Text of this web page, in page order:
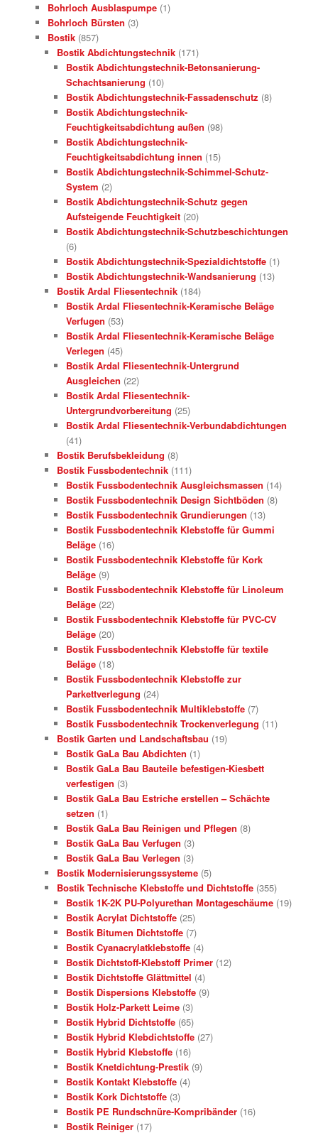
Bohrloch Ausblaspumpe (1)
Bohrloch Bürsten (3)
Bostik (857)
Bostik Abdichtungstechnik (171)
Bostik Abdichtungstechnik-Betonsanierung-
Schachtsanierung (10)
Bostik Abdichtungstechnik-Fassadenschutz (8)
Bostik Abdichtungstechnik-
Feuchtigkeitsabdichtung außen (98)
Bostik Abdichtungstechnik-
Feuchtigkeitsabdichtung innen (15)
Bostik Abdichtungstechnik-Schimmel-Schutz-
System (2)
Bostik Abdichtungstechnik-Schutz gegen
Aufsteigende Feuchtigkeit (20)
Bostik Abdichtungstechnik-Schutzbeschichtungen
(6)
Bostik Abdichtungstechnik-Spezialdichtstoffe (1)
Bostik Abdichtungstechnik-Wandsanierung (13)
Bostik Ardal Fliesentechnik (184)
Bostik Ardal Fliesentechnik-Keramische Beläge
Verfugen (53)
Bostik Ardal Fliesentechnik-Keramische Beläge
Verlegen (45)
Bostik Ardal Fliesentechnik-Untergrund
Ausgleichen (22)
Bostik Ardal Fliesentechnik-
Untergrundvorbereitung (25)
Bostik Ardal Fliesentechnik-Verbundabdichtungen
(41)
Bostik Berufsbekleidung (8)
Bostik Fussbodentechnik (111)
Bostik Fussbodentechnik Ausgleichsmassen (14)
Bostik Fussbodentechnik Design Sichtböden (8)
Bostik Fussbodentechnik Grundierungen (13)
Bostik Fussbodentechnik Klebstoffe für Gummi
Beläge (16)
Bostik Fussbodentechnik Klebstoffe für Kork
Beläge (9)
Bostik Fussbodentechnik Klebstoffe für Linoleum
Beläge (22)
Bostik Fussbodentechnik Klebstoffe für PVC-CV
Beläge (20)
Bostik Fussbodentechnik Klebstoffe für textile
Beläge (18)
Bostik Fussbodentechnik Klebstoffe zur
Parkettverlegung (24)
Bostik Fussbodentechnik Multiklebstoffe (7)
Bostik Fussbodentechnik Trockenverlegung (11)
Bostik Garten und Landschaftsbau (19)
Bostik GaLa Bau Abdichten (1)
Bostik GaLa Bau Bauteile befestigen-Kiesbett
verfestigen (3)
Bostik GaLa Bau Estriche erstellen – Schächte
setzen (1)
Bostik GaLa Bau Reinigen und Pflegen (8)
Bostik GaLa Bau Verfugen (3)
Bostik GaLa Bau Verlegen (3)
Bostik Modernisierungssysteme (5)
Bostik Technische Klebstoffe und Dichtstoffe (355)
Bostik 1K-2K PU-Polyurethan Montageschäume (19)
Bostik Acrylat Dichtstoffe (25)
Bostik Bitumen Dichtstoffe (7)
Bostik Cyanacrylatklebstoffe (4)
Bostik Dichtstoff-Klebstoff Primer (12)
Bostik Dichtstoffe Glättmittel (4)
Bostik Dispersions Klebstoffe (9)
Bostik Holz-Parkett Leime (3)
Bostik Hybrid Dichtstoffe (65)
Bostik Hybrid Klebdichtstoffe (27)
Bostik Hybrid Klebstoffe (16)
Bostik Knetdichtung-Prestik (9)
Bostik Kontakt Klebstoffe (4)
Bostik Kork Dichtstoffe (3)
Bostik PE Rundschnüre-Kompribänder (16)
Bostik Reiniger (17)